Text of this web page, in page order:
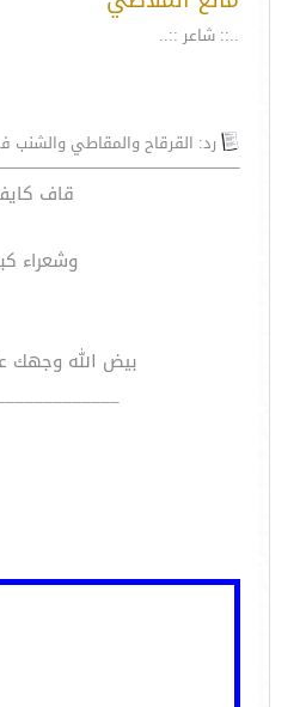
..:: شاعر ::..
رد: القرقاح والمقاطي
قاف
وشعراء
بيض الله وجهك